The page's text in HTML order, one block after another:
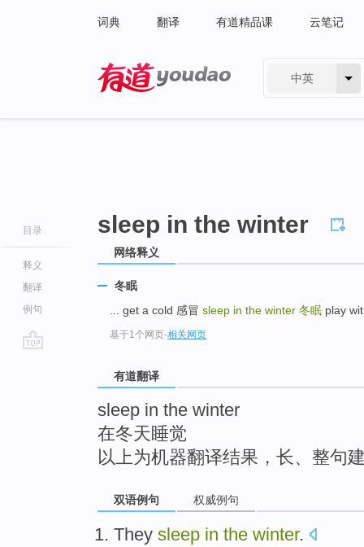
词典 翻译 有道精品课 云笔记
中英
目录
释义
翻译
例句
sleep in the winter
网络释义
冬眠
... get a cold 感冒 sleep in the winter 冬眠 play
基于1个网页-相关网页
有道翻译
sleep in the winter
在冬天睡觉
以上为机器翻译结果，长、整句
双语例句 权威例句
They sleep in the winter.